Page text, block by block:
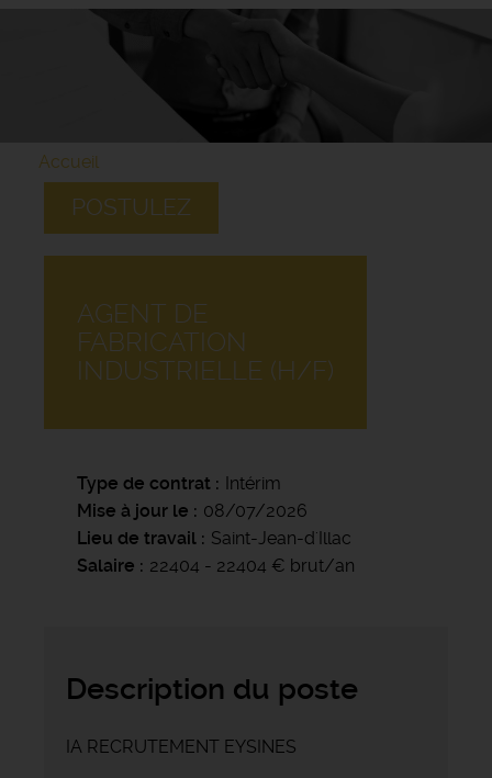
Accueil
POSTULEZ
AGENT DE
FABRICATION
INDUSTRIELLE (H/F)
Type de contrat
Intérim
Mise à jour le
08/07/2026
Lieu de travail
Saint-Jean-d'Illac
Salaire
22404 - 22404 € brut/an
Description du poste
IA RECRUTEMENT EYSINES